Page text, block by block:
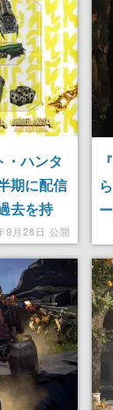
・ハンタ
期に配信
去を持
イリワ
9月28日 公開